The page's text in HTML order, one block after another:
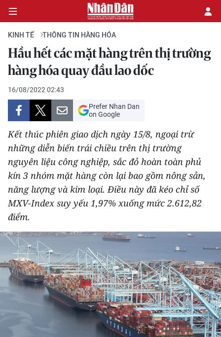
CHÍNH TRỊ
KINH TẾ
VĂN HÓA
XÃ HỘI
PHÁP LUẬT
DU LỊCH
THẾ GIỚI
THỂ THAO
GIÁO DỤC
Y TẾ
KHOA HỌC - CÔNG NGHỆ
MÔI TRƯỜNG
KINH TẾ THÔNG TIN HÀNG HÓA
Hầu hết các mặt hàng trên thị trường
hàng hóa quay đầu lao dốc
16/08/2022 02:43
Prefer Nhan Dan
on Google
Kết thúc phiên giao dịch ngày 15/8, ngoại trừ
những diễn biến trái chiều trên thị trường
nguyên liệu công nghiệp, sắc đỏ hoàn toàn phủ
kín 3 nhóm mặt hàng còn lại bao gồm nông sản,
năng lượng và kim loại. Điều này đã kéo chỉ số
MXV-Index suy yếu 1,97% xuống mức 2.612,82
điểm.